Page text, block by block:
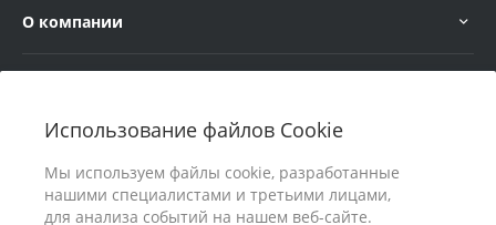
Использование файлов Cookie
Мы используем файлы cookie, разработанные
нашими специалистами и третьими лицами,
для анализа событий на нашем веб-сайте.
О компании